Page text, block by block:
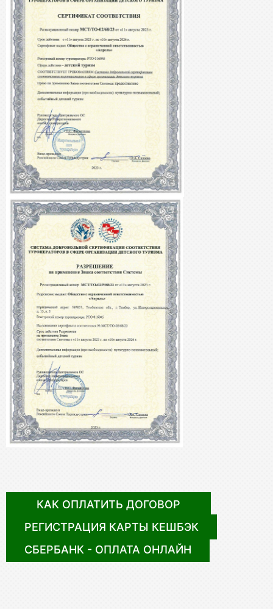
КАК ОПЛАТИТЬ ДОГОВОР
РЕГИСТРАЦИЯ КАРТЫ КЕШБЭК
СБЕРБАНК - ОПЛАТА ОНЛАЙН